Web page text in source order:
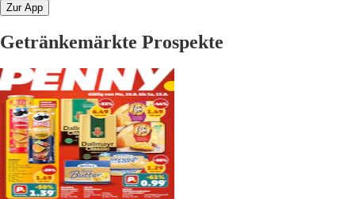
Zur App
Getränkemärkte Prospekte